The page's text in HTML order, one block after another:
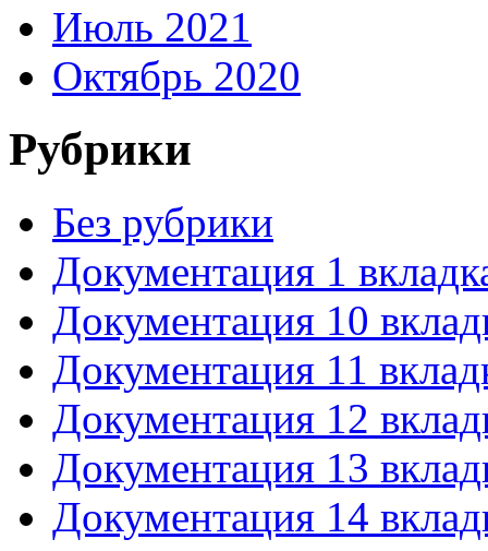
Июль 2021
Октябрь 2020
Рубрики
Без рубрики
Документация 1
Документация 10
Документация 11
Документация 12
Документация 13
Документация 14